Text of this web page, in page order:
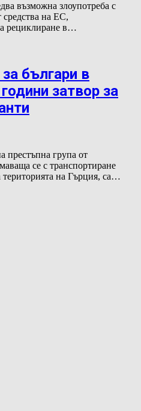
възможна злоупотреба с
на ЕС,
рециклиране в…
българи в
затвор за
престъпна група от
се с транспортиране
на Гърция, са…